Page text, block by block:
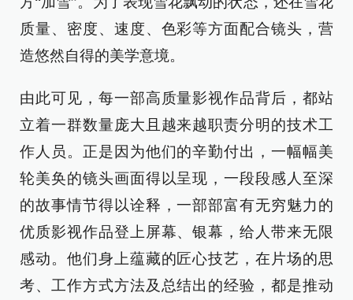
质量、密度、速度、色彩等方面配合镜头，营
造悠然自得的美学意境。
由此可见，每一部高质量影视作品背后，都站
立着一群数量庞大且越来越职责分明的技术工
作人员。正是因为他们的辛勤付出，一幅幅美
轮美奂的镜头画面得以呈现，一段段感人至深
的故事情节得以诠释，一部部富有无穷魅力的
优质影视作品登上屏幕、银幕，给人带来无限
感动。他们身上蕴藏的匠心技艺，在片场的思
考、工作方式方法及总结出的经验，都是推动